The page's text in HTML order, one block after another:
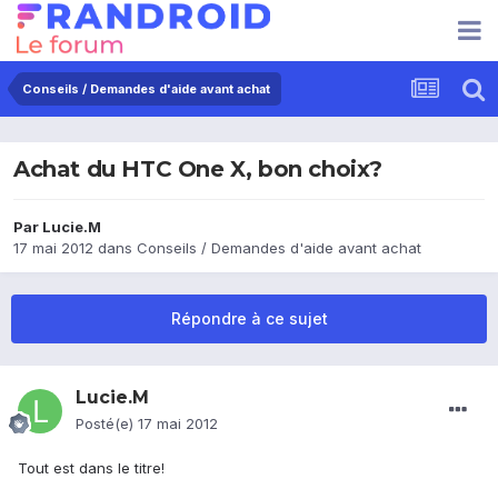
Conseils / Demandes d'aide avant achat
Achat du HTC One X, bon choix?
Par Lucie.M
17 mai 2012 dans Conseils / Demandes d'aide avant achat
Répondre à ce sujet
Lucie.M
Posté(e) 17 mai 2012
Tout est dans le titre!